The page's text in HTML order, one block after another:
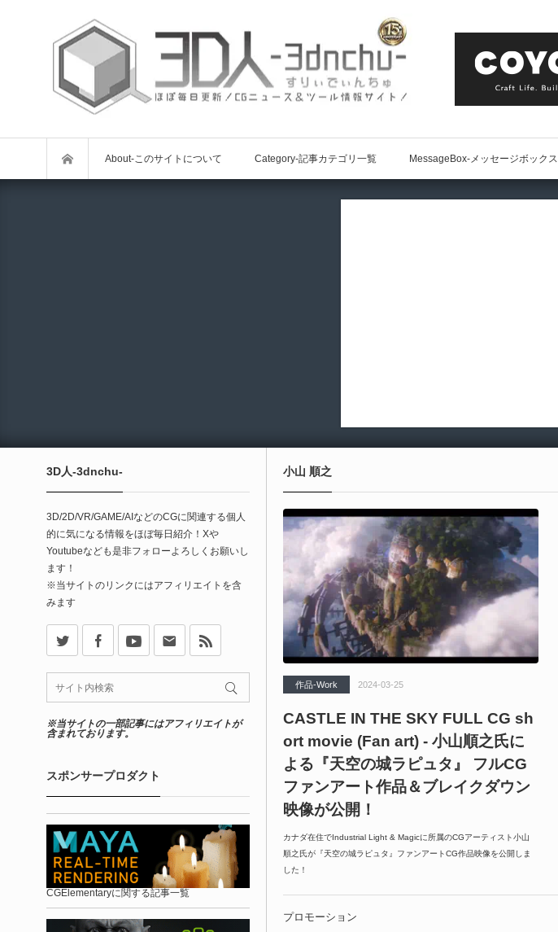
About-このサイトについて Category-記事カテゴリ一覧 MessageBox-メッセージボックス
小山 順之
作品-Work 2024-03-25
CASTLE IN THE SKY FULL CG sh
ort movie (Fan art) - 小山順之氏に
よる『天空の城ラピュタ』 フルCG
ファンアート作品＆ブレイクダウン
映像が公開！
カナダ在住でIndustrial Light & Magicに所属のCGアーティスト小山
順之氏が『天空の城ラピュタ』ファンアートCG作品映像を公開しま
した！
プロモーション
3D人-3dnchu-
3D/2D/VR/GAME/AIなどのCGに関連する個人
的に気になる情報をほぼ毎日紹介！Xや
Youtubeなども是非フォローよろしくお願いし
ます！
※当サイトのリンクにはアフィリエイトを含
みます
※当サイトの一部記事にはアフィリエイトが
含まれております。
スポンサープロダクト
CGElementaryに関する記事一覧